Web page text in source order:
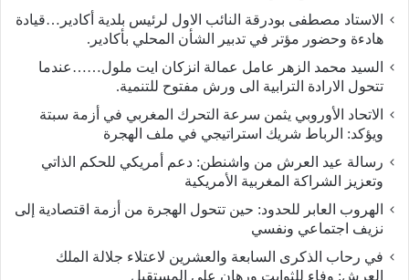
الاستاد مصطفى بودرقة النائب الاول لرئيس بلدية أكادير…قيادة
هادءة وحضور مؤتر في تدبير الشأن المحلي بأكادير.
السيد محمد الزهر عامل عمالة انزكان ايت ملول……عندما
تتحول الارادة الترابية الى ورش مفتوح للتنمية.
الاتحاد الأوروبي يثمن سرعة التحرك المغربي في أزمة سبتة
ويؤكد: الرباط شريك استراتيجي في ملف الهجرة
رسالة عيد العرش من واشنطن: دعم أمريكي للحكم الذاتي
وتعزيز الشراكة المغربية الأمريكية
​الهروب العابر للحدود: حين تتحول الهجرة من أزمة اقتصادية إلى
نزيف اجتماعي ونفسي
في رحاب الذكرى السابعة والعشرين لاعتلاء جلالة الملك
العرش: وفاء للثوابت ورهان على المستقبل